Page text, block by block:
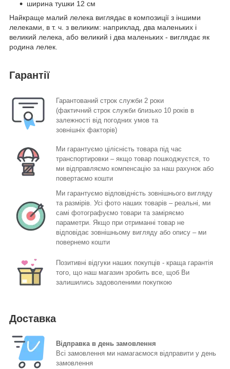
ширина тушки 12 см
Найкраще малий лелека виглядає в композиції з іншими
лелеками, в т. ч. з великим: наприклад, два маленьких і
великий лелека, або великий і два маленьких - виглядає як
родина лелек.
Гарантії
Гарантований строк служби 2 роки
(фактичний строк служби близько 10 років в
залежності від погодних умов та
зовнішніх факторів)
Ми гарантуємо цілісність товара під час
транспортировки – якщо товар пошкоджуєтся, то
ми відправляємо компенсацію за наш рахунок або
повертаємо кошти
Ми гарантуємо відповідність зовнішнього вигляду
та размірів. Усі фото наших товарів – реальні, ми
самі фотографуємо товари та заміряємо
параметри. Якщо при отриманні товар не
відповідає зовнішньому вигляду або опису – ми
повернемо кошти
Позитивні відгуки наших покупців - краща гарантія
того, що наш магазин зробить все, щоб Ви
залишились задоволеними покупкою
Доставка
Відправка в день замовлення
Всі замовлення ми намагаємося відправити у день
замовлення